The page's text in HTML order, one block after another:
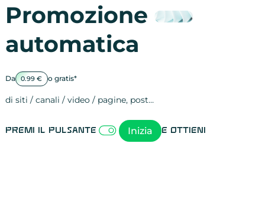
Promozione
automatica
Da 0.99 € o gratis*
di siti / canali / video / pagine, post…
Premi il pulsante Inizia e ottieni